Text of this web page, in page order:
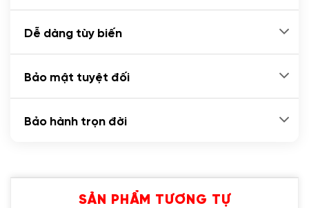
Dễ dàng tùy biến
Bảo mật tuyệt đối
Bảo hành trọn đời
SẢN PHẨM TƯƠNG TỰ